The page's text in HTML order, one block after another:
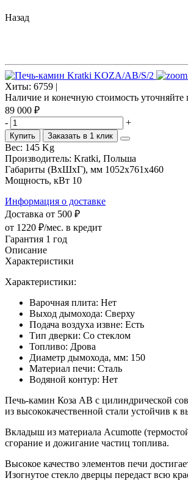
Назад
Хиты: 6759 |
Наличие и конечную стоимость уточняйте
89 000 ₽
-
+
Купить Заказать в 1 клик
Вес: 145 Kg
Производитель: Kratki, Польша
Габариты (ВхШхГ), мм 1052х761х460
Мощность, кВт 10
Информация о доставке
Доставка от 500 ₽
от 1220 ₽/мес. в кредит
Гарантия 1 год
Описание
Характеристики
Характеристики:
Варочная плита: Нет
Выход дымохода: Сверху
Подача воздуха извне: Есть
Тип дверки: Со стеклом
Топливо: Дрова
Диаметр дымохода, мм: 150
Материал печи: Сталь
Водяной контур: Нет
Печь-камин Коза AB с цилиндрической
из высококачественной стали устойчив к
Вкладыш из материала Acumotte
сгорание и дожигание частиц топлива.
Высокое качество элементов печи
Изогнутое стекло дверцы передаст всю